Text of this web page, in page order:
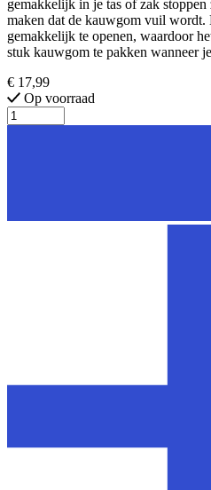
gemakkelijk in je tas of zak
maken dat de kauwgom vuil
gemakkelijk te openen, waardoor
stuk kauwgom te pakken wanneer
€ 17,99
Op voorraad